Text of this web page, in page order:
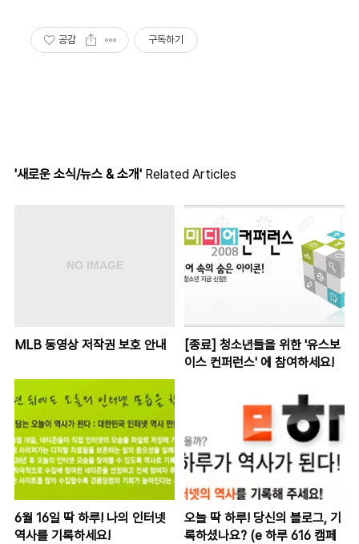
공감 구독하기
'새로운 소식/뉴스 & 소개' Related Articles
MLB 동영상 저작권 보호 안내
[종료] 청소년들을 위한 '유스보
이스 컨퍼런스' 에 참여하세요!
6월 16일 딱 하루! 나의 인터넷
역사를 기록하세요!
오늘 딱 하루! 당신의 블로그, 기
록하셨나요? (e 하루 616 캠페